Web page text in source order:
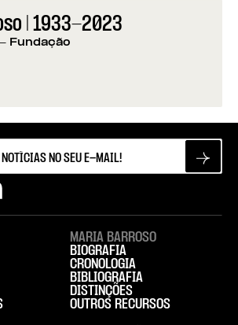
| 1933-2023
Fundação
| 1933-2023
MARIA BARROSO
BIOGRAFIA
CRONOLOGIA
BIBLIOGRAFIA
DISTINÇÕES
OUTROS RECURSOS